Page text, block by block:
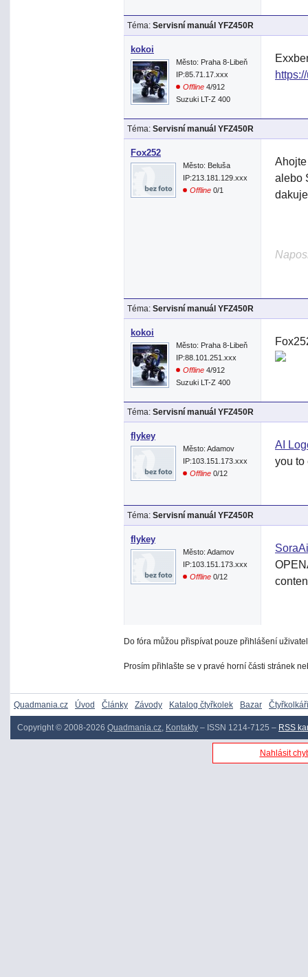
Téma: Servisní manuál YFZ450R
kokoi
Město: Praha 8-Libeň
IP:85.71.17.xxx
Offline 4/912
Suzuki LT-Z 400
Téma: Servisní manuál YFZ450R
Fox252
Město: Beluša
IP:213.181.129.xxx
Offline 0/1
alebo
Téma: Servisní manuál YFZ450R
kokoi
Město: Praha 8-Libeň
IP:88.101.251.xxx
Offline 4/912
Suzuki LT-Z 400
Téma: Servisní manuál YFZ450R
flykey
Město: Adamov
IP:103.151.173.xxx
Offline 0/12
AI
you to
Téma: Servisní manuál YFZ450R
flykey
Město: Adamov
IP:103.151.173.xxx
Offline 0/12
Do fóra můžou přispívat pouze přihlášení
Prosím přihlašte se v pravé horní části stránek
Quadmania.cz Úvod Články Závody Katalog čtyřkolek Bazar Čtyřkolkáři
Copyright © 2008-2026 Quadmania.cz, Kontakty – ISSN 1214-7125 – RSS
Nahlásit